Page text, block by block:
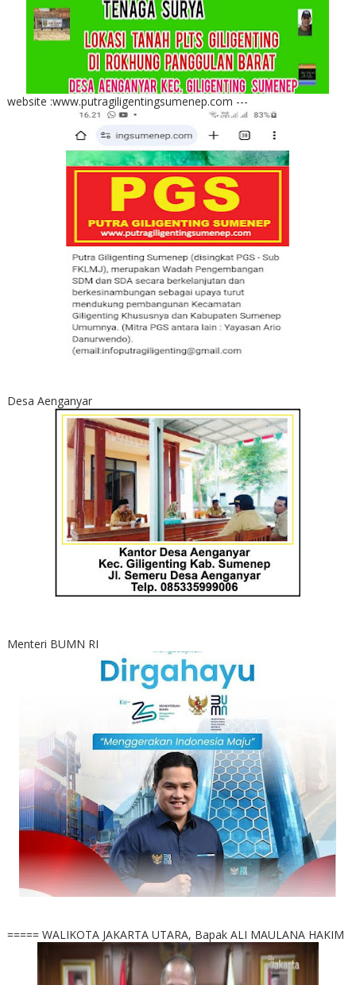
website :www.putragiligentingsumenep.com ---
Desa Aenganyar
Menteri BUMN RI
===== WALIKOTA JAKARTA UTARA, Bapak ALI MAULANA HAKIM